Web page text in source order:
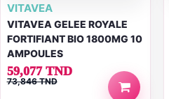
VITAVEA
VITAVEA GELEE ROYALE
FORTIFIANT BIO 1800MG 10
AMPOULES
59,077 TND
73,846 TND